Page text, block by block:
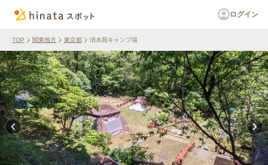
ログイン
TOP 関東地方 東京都 清水苑キャンプ場